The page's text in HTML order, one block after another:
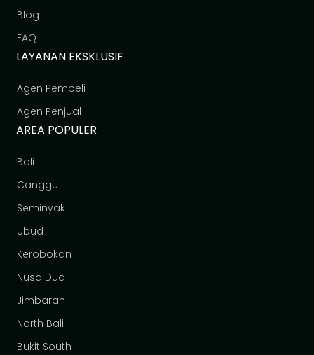
Blog
FAQ
LAYANAN EKSKLUSIF
Agen Pembeli
Agen Penjual
AREA POPULER
Bali
Canggu
Seminyak
Ubud
Kerobokan
Nusa Dua
Jimbaran
North Bali
Bukit South